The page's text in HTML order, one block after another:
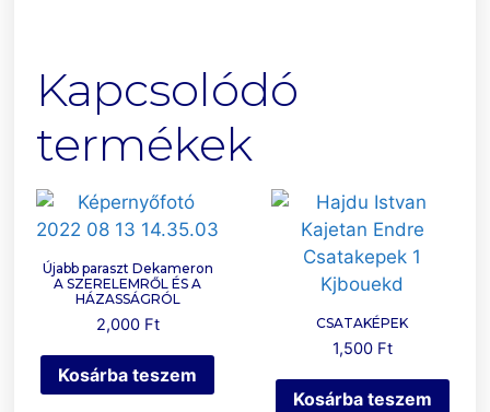
Kapcsolódó
termékek
Újabb paraszt Dekameron
A SZERELEMRŐL ÉS A
HÁZASSÁGRÓL
2,000 Ft
Kosárba teszem
CSATAKÉPEK
1,500 Ft
Kosárba teszem